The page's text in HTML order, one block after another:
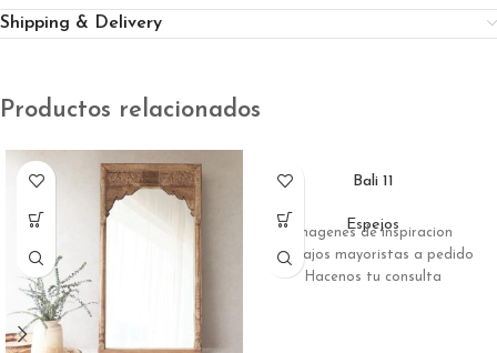
Shipping & Delivery
Productos relacionados
Bali 11
Espejos
Imagenes de inspiracion
Trabajos mayoristas a pedido
Hacenos tu consulta